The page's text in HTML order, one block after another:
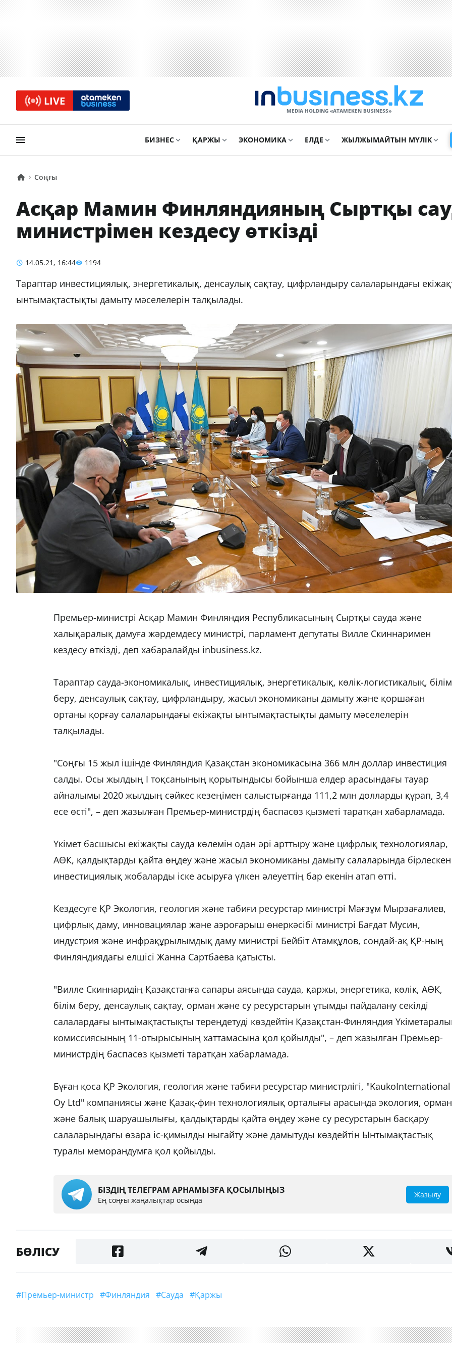
LIVE
MEDIA HOLDING «ATAMEKЕN BUSINESS»
БИЗНЕС ҚАРЖЫ ЭКОНОМИКА ЕЛДЕ ЖЫЛЖЫМАЙТЫН МҮЛІК
Соңғы
Асқар Мамин Финляндияның Сыртқы
министрімен кездесу өткізді
14.05.21, 16:44 1194
Тараптар инвестициялық, энергетикалық, денсаулық сақтау, цифрландыру салаларындағы
ынтымақтастықты дамыту мәселелерін талқылады.
Премьер-министрі Асқар Мамин Финляндия Республикасының Сыртқы сауда және
халықаралық дамуға жәрдемдесу министрі, парламент депутаты Вилле Скиннаримен
кездесу өткізді, деп хабаралайды inbusiness.kz.
Тараптар сауда-экономикалық, инвестициялық, энергетикалық, көлік-логистикалық, білім
беру, денсаулық сақтау, цифрландыру, жасыл экономиканы дамыту және қоршаған
ортаны қорғау салаларындағы екіжақты ынтымақтастықты дамыту мәселелерін
талқылады.
"Соңғы 15 жыл ішінде Финляндия Қазақстан экономикасына 366 млн доллар инвестиция
салды. Осы жылдың I тоқсанының қорытындысы бойынша елдер арасындағы тауар
айналымы 2020 жылдың сәйкес кезеңімен салыстырғанда 111,2 млн долларды құрап, 3,4
есе өсті", – деп жазылған Премьер-министрдің баспасөз қызметі таратқан хабарламада.
Үкімет басшысы екіжақты сауда көлемін одан әрі арттыру және цифрлық технологиялар,
АӨК, қалдықтарды қайта өңдеу және жасыл экономиканы дамыту салаларында бірлескен
инвестициялық жобаларды іске асыруға үлкен әлеуеттің бар екенін атап өтті.
Кездесуге ҚР Экология, геология және табиғи ресурстар министрі Мағзұм Мырзағалиев,
цифрлық даму, инновациялар және аэроғарыш өнеркәсібі министрі Бағдат Мусин,
индустрия және инфрақұрылымдық даму министрі Бейбіт Атамқұлов, сондай-ақ ҚР-ның
Финляндиядағы елшісі Жанна Сартбаева қатысты.
"Вилле Скиннаридің Қазақстанға сапары аясында сауда, қаржы, энергетика, көлік, АӨК,
білім беру, денсаулық сақтау, орман және су ресурстарын ұтымды пайдалану секілді
салалардағы ынтымақтастықты тереңдетуді көздейтін Қазақстан-Финляндия
комиссиясының 11-отырысының хаттамасына қол қойылды", – деп жазылған Премьер-
министрдің баспасөз қызметі таратқан хабарламада.
Бұған қоса ҚР Экология, геология және табиғи ресурстар министрлігі, "KaukoInternational
Oy Ltd" компаниясы және Қазақ-фин технологиялық орталығы арасында экология, орман
және балық шаруашылығы, қалдықтарды қайта өңдеу және су ресурстарын басқару
салаларындағы өзара іс-қимылды нығайту және дамытуды көздейтін Ынтымақтастық
туралы меморандумға қол қойылды.
БІЗДІҢ ТЕЛЕГРАМ АРНАМЫЗҒА ҚОСЫЛЫҢЫЗ
Ең соңғы жаңалықтар осында
Жазылу
БӨЛІСУ
#Премьер-министр #Финляндия #сауда #Қаржы